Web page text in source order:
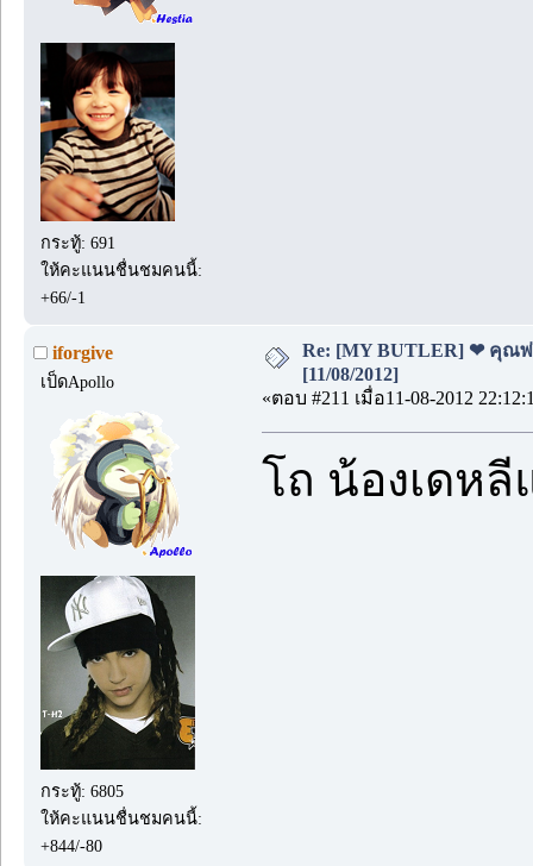
กระทู้: 691
ให้คะแนนชื่นชมคนนี้:
+66/-1
iforgive
เป็ดApollo
กระทู้: 6805
ให้คะแนนชื่นชมคนนี้:
+844/-80
Re: [MY BUTLER] ❤ คุณพ่
[11/08/2012]
«ตอบ #211 เมื่อ11-08-2012
โถ น้องเดหลี